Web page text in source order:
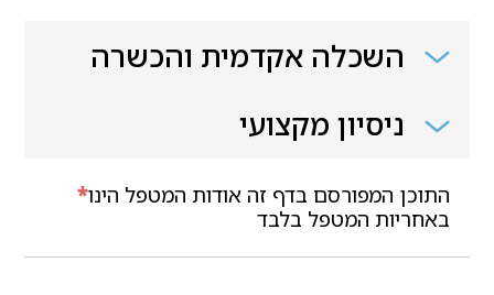
השכלה אקדמית והכשרה
ניסיון מקצועי
*התוכן המפורסם בדף זה אודות המטפל הינו
באחריות המטפל בלבד